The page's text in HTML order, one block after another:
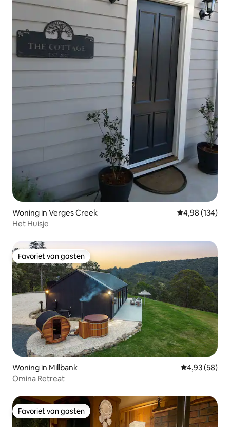
Woning in Verges Creek Gemiddelde
4,98 (134)
Het Huisje
Favoriet van gasten
Favoriet van gasten
Woning in Millbank Gemiddelde
4,93 (58)
Omina Retreat
Favoriet van gasten
Favoriet van gasten